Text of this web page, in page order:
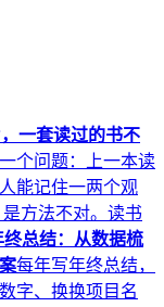
一套读过的书不
个问题：上一本读
能记住一两个观
方法不对。读书
总结：从数据梳
每年写年终总结，
字、换换项目名